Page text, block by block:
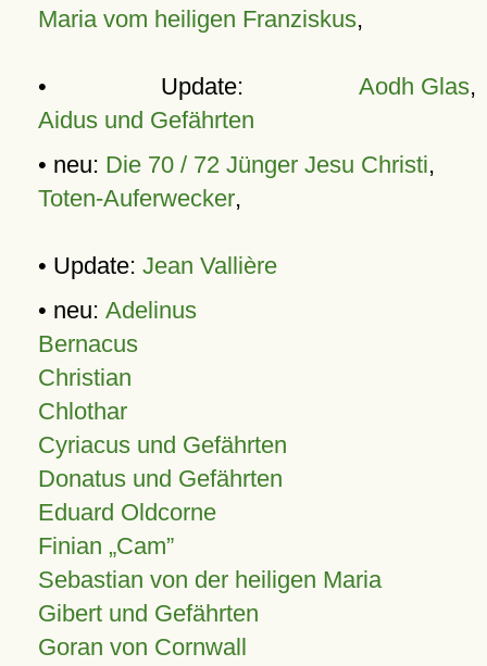
Maria vom heiligen Franziskus,
• Update: Aodh Glas,
Aidus und Gefährten
• neu: Die 70 / 72 Jünger Jesu Christi,
Toten-Auferwecker,
• Update: Jean Vallière
• neu: Adelinus
Bernacus
Christian
Chlothar
Cyriacus und Gefährten
Donatus und Gefährten
Eduard Oldcorne
Finian Cam
Sebastian von der heiligen Maria
Gibert und Gefährten
Goran von Cornwall